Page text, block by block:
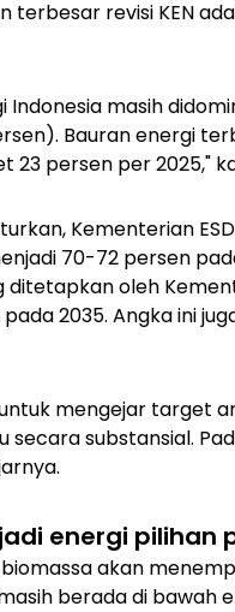
terbesar revisi KEN
Indonesia masih
Bauran energi
23 persen per 2025,"
Kementerian
70-72 persen
ditetapkan oleh
pada 2035. Angka ini
mengejar target
secara substansial.
energi pilihan
biomassa akan
berada di bawah